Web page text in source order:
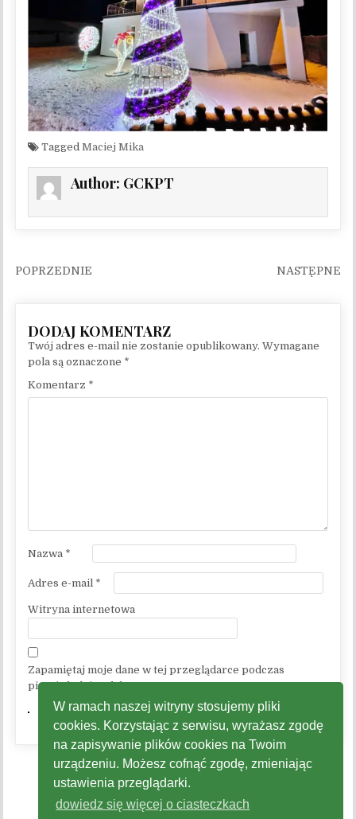
TaggedMaciej Mika
Author: GCKPT
Nawigacja wpisu
Twój adres e-mail nie zostanie opublikowany. Wymagane
pola są oznaczone *
Komentarz *
Nazwa *
Adres e-mail *
Witryna internetowa
Zapamiętaj moje dane w tej przeglądarce podczas
pisania kolejnych komentarzy.
W ramach naszej witryny stosujemy pliki
cookies. Korzystając z serwisu, wyrażasz zgodę
na zapisywanie plików cookies na Twoim
urządzeniu. Możesz cofnąć zgodę, zmieniając
ustawienia przeglądarki.
dowiedz się więcej o ciasteczkach